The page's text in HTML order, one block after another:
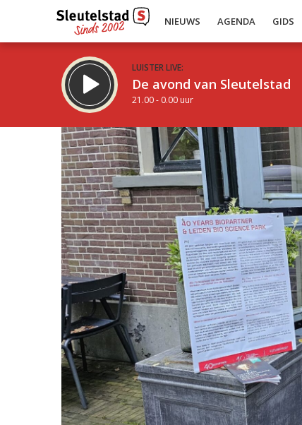
NIEUWS AGENDA GIDS
LUISTER LIVE:
De avond van Sleutelstad
21.00 - 0.00 uur
Inklappen